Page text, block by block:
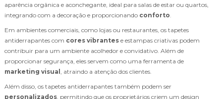
aparência orgânica e aconchegante, ideal para salas de estar ou quartos,
integrando com a decoração e proporcionando conforto
Em ambientes comerciais, como lojas ou restaurantes, os tapetes
antiderrapantes com cores vibrantes e estampas criativas podem
contribuir para um ambiente acolhedor e convidativo. Além de
proporcionar segurança, eles servem como uma ferramenta de
marketing visual , atraindo a atenção dos clientes.
Além disso, os tapetes antiderrapantes também podem ser
personalizados , permitindo que os proprietários criem um design